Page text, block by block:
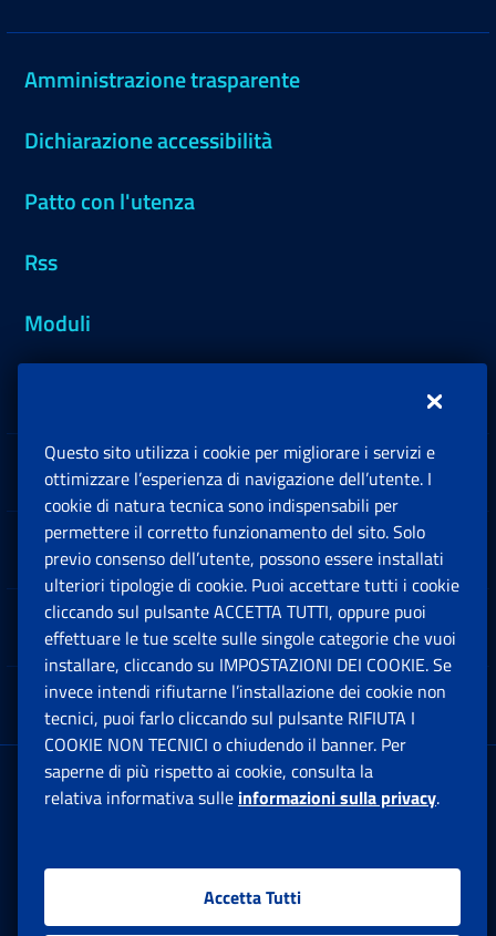
Amministrazione trasparente
Dichiarazione accessibilità
Patto con l'utenza
Rss
Moduli
Sedi e Contatti
Software
Note Legali
App mobile
Sede Legale : Via Ciro il Grande, 21
00144 Roma
Questo sito utilizza i cookie per migliorare i servizi e
ottimizzare l’esperienza di navigazione dell’utente. I
cookie di natura tecnica sono indispensabili per
permettere il corretto funzionamento del sito. Solo
previo consenso dell’utente, possono essere installati
ulteriori tipologie di cookie. Puoi accettare tutti i cookie
cliccando sul pulsante ACCETTA TUTTI, oppure puoi
effettuare le tue scelte sulle singole categorie che vuoi
installare, cliccando su IMPOSTAZIONI DEI COOKIE. Se
invece intendi rifiutarne l’installazione dei cookie non
tecnici, puoi farlo cliccando sul pulsante RIFIUTA I
COOKIE NON TECNICI o chiudendo il banner. Per
saperne di più rispetto ai cookie, consulta la
relativa informativa sulle informazioni sulla privacy.
Accetta Tutti